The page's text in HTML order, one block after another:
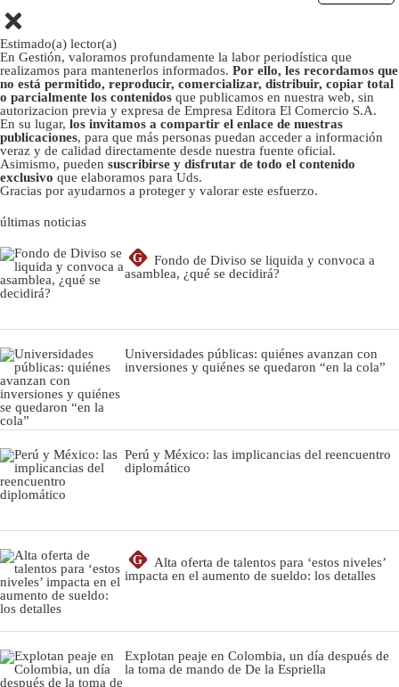
Estimado(a) lector(a)
En Gestión, valoramos profundamente la labor periodística que
realizamos para mantenerlos informados. Por ello, les recordamos que
no está permitido, reproducir, comercializar, distribuir, copiar total
o parcialmente los contenidos que publicamos en nuestra web, sin
autorizacion previa y expresa de Empresa Editora El Comercio S.A.
En su lugar, los invitamos a compartir el enlace de nuestras
publicaciones, para que más personas puedan acceder a información
veraz y de calidad directamente desde nuestra fuente oficial.
Asimismo, pueden suscribirse y disfrutar de todo el contenido
exclusivo que elaboramos para Uds.
Gracias por ayudarnos a proteger y valorar este esfuerzo.
últimas noticias
G
Fondo de Diviso se liquida y convoca a
asamblea, ¿qué se decidirá?
Universidades públicas: quiénes avanzan con
inversiones y quiénes se quedaron “en la cola”
Perú y México: las implicancias del reencuentro
diplomático
G
Alta oferta de talentos para ‘estos niveles’
impacta en el aumento de sueldo: los detalles
Explotan peaje en Colombia, un día después de
la toma de mando de De la Espriella